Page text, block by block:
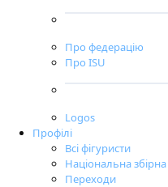
Про федерацію
Про ISU
Logos
Профілі
Всі фігуристи
Національна збірна
Переходи